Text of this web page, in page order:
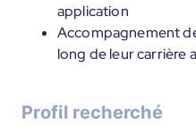
application
Accompagnement
long de leur carrière
Profil recherché